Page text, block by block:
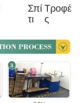
Σπί
τι
Τροφέ
ς